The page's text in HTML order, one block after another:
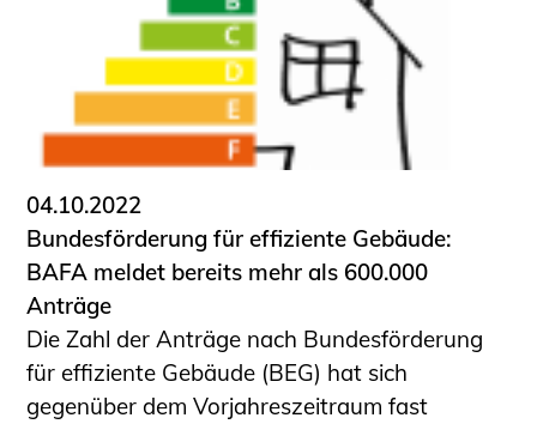
04.10.2022
Bundesförderung für effiziente Gebäude:
BAFA meldet bereits mehr als 600.000
Anträge
Die Zahl der Anträge nach Bundesförderung
für effiziente Gebäude (BEG) hat sich
gegenüber dem Vorjahreszeitraum fast